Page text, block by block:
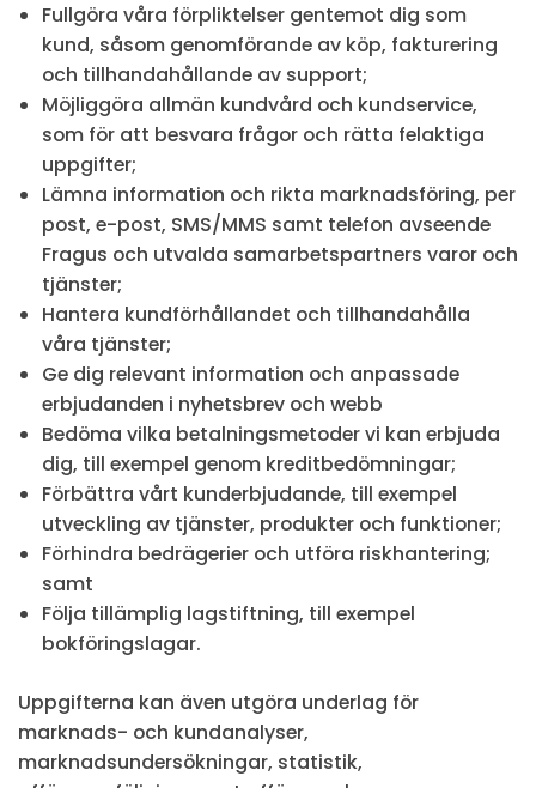
Fullgöra våra förpliktelser gentemot dig som
kund, såsom genomförande av köp, fakturering
och tillhandahållande av support;
Möjliggöra allmän kundvård och kundservice,
som för att besvara frågor och rätta felaktiga
uppgifter;
Lämna information och rikta marknadsföring, per
post, e-post, SMS/MMS samt telefon avseende
Fragus och utvalda samarbetspartners varor och
tjänster;
Hantera kundförhållandet och tillhandahålla
våra tjänster;
Ge dig relevant information och anpassade
erbjudanden i nyhetsbrev och webb
Bedöma vilka betalningsmetoder vi kan erbjuda
dig, till exempel genom kreditbedömningar;
Förbättra vårt kunderbjudande, till exempel
utveckling av tjänster, produkter och funktioner;
Förhindra bedrägerier och utföra riskhantering;
samt
Följa tillämplig lagstiftning, till exempel
bokföringslagar.
Uppgifterna kan även utgöra underlag för
marknads- och kundanalyser,
marknadsundersökningar, statistik,